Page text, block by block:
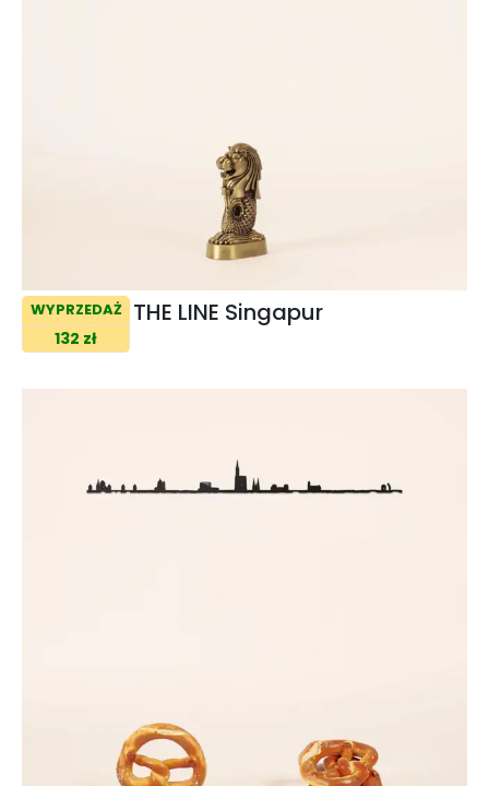
WYPRZEDAŻ
132 zł
THE LINE Singapur